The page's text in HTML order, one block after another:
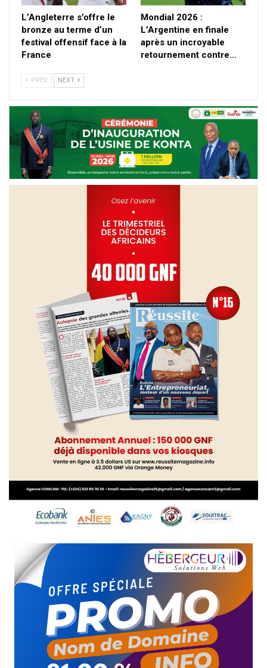
L’Angleterre s’offre le
bronze au terme d’un
festival offensif face à la
France
Mondial 2026 :
L’Argentine en finale
après un incroyable
retournement contre…
PREV NEXT